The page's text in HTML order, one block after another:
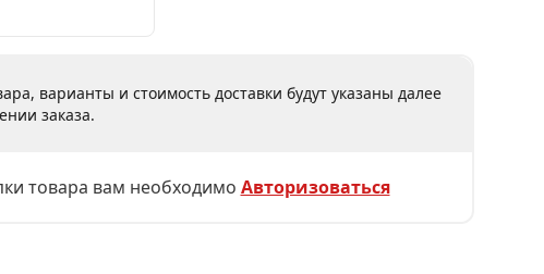
варианты и стоимость доставки будут указаны далее
заказа.
товара вам необходимо Авторизоваться